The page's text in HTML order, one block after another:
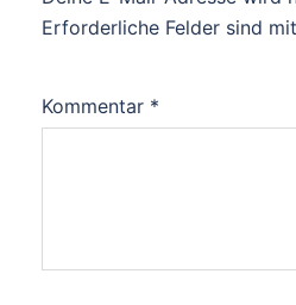
Erforderliche Felder sind mit
Kommentar *